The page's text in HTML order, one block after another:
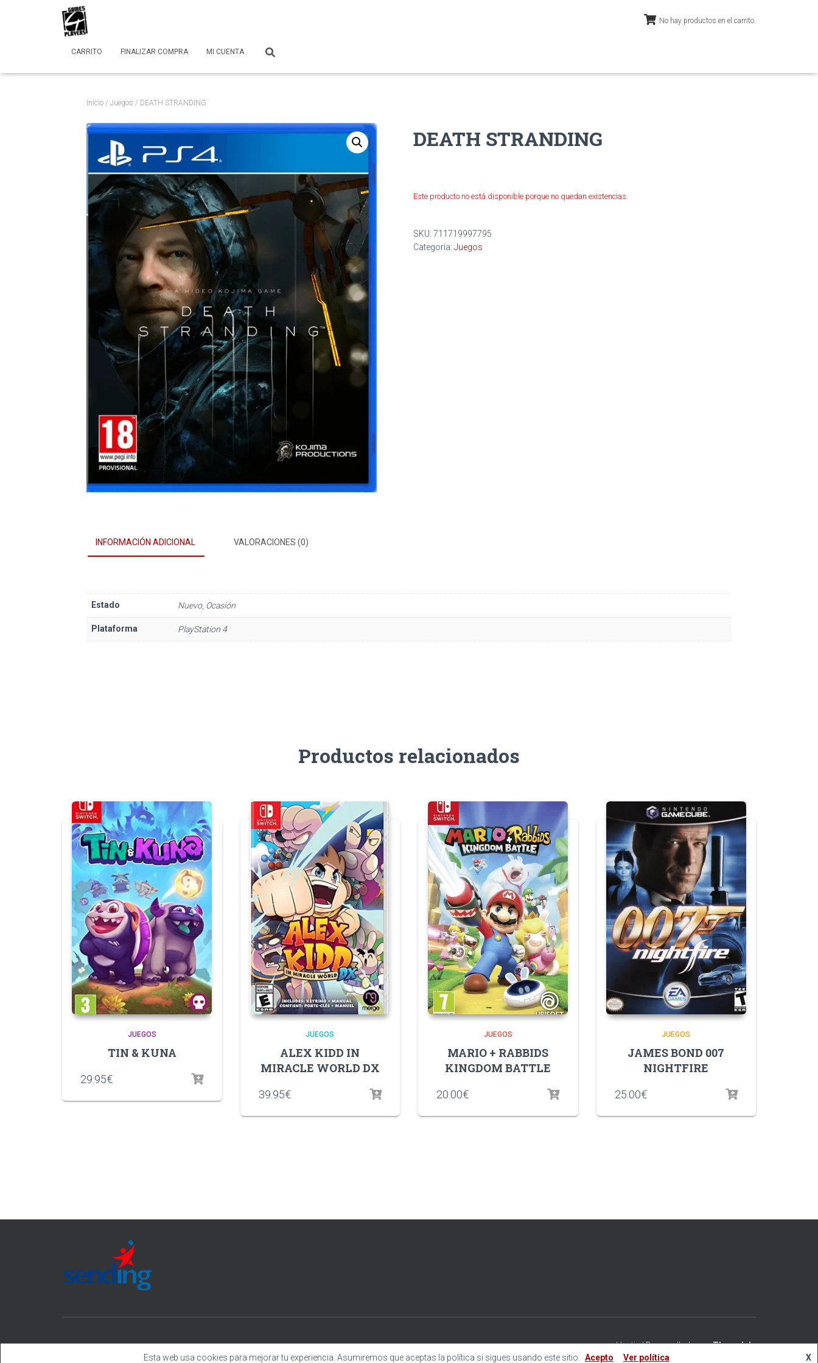
No hay productos en el carrito.
CARRITO FINALIZAR COMPRA MI CUENTA
Inicio / Juegos / DEATH STRANDING
DEATH STRANDING
Este producto no está disponible porque no quedan existencias.
SKU: 711719997795
Categoría: Juegos
INFORMACIÓN ADICIONAL VALORACIONES (0)
Estado Nuevo, Ocasión
Plataforma PlayStation 4
Productos relacionados
JUEGOS
TIN & KUNA
29.95€
JUEGOS
ALEX KIDD IN
MIRACLE WORLD DX
39.95€
JUEGOS
MARIO + RABBIDS
KINGDOM BATTLE
20.00€
JUEGOS
JAMES BOND 007
NIGHTFIRE
25.00€
Hestia | Desarrollado porThemeIsle
Esta web usa cookies para mejorar tu experiencia. Asumiremos que aceptas la política si sigues usando este sitio.
X
Acepto Ver política